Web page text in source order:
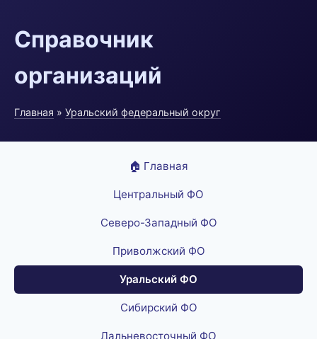
Справочник
организаций
Главная » Уральский федеральный округ
🏠 Главная
Центральный ФО
Северо-Западный ФО
Приволжский ФО
Уральский ФО
Сибирский ФО
Дальневосточный ФО